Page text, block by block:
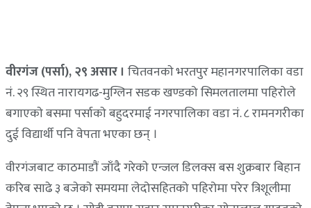
वीरगंज (पर्सा), २९ असार । चितवनकाे भरतपुर महानगरपालिका वडा
नं. २९ स्थित नारायगढ-मुग्लिन सडक खण्डको सिमलतालमा पहिराेले
बगाएकाे बसमा पर्साकाे बहुदरमाई नगरपालिका वडा नं. ८ रामनगरीका
दुई विद्यार्थी पनि वेपता भएका छन् ।
वीरगंजबाट काठमाडाैं जाँदै गरेकाे एन्जल डिलक्स बस शुक्रबार बिहान
करिब साढे ३ बजेकाे समयमा लेदोसहितको पहिरोमा परेर त्रिशूलीमा